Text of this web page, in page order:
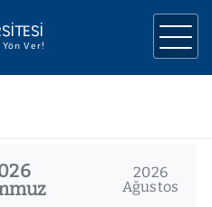
Ver!
2026
Ağustos